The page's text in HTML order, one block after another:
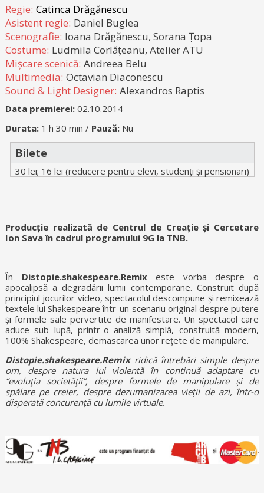
Regie: Catinca Drăgănescu
Asistent regie: Daniel Buglea
Scenografie: Ioana Drăgănescu, Sorana Țopa
Costume: Ludmila Corlățeanu, Atelier ATU
Mișcare scenică: Andreea Belu
Multimedia: Octavian Diaconescu
Sound & Light Designer: Alexandros Raptis
Data premierei: 02.10.2014
Durata: 1 h 30 min / Pauză: Nu
Bilete
30 lei; 16 lei (reducere pentru elevi, studenți și pensionari)
Producție realizată de Centrul de Creație și Cercetare
Ion Sava în cadrul programului 9G la TNB.
În Distopie.shakespeare.Remixeste vorba despre o
apocalipsă a degradării lumii contemporane. Construit după
principiul jocurilor video, spectacolul descompune și remixează
textele lui Shakespeare într-un scenariu original despre putere
și formele sale pervertite de manifestare. Un spectacol care
aduce sub lupă, printr-o analiză simplă, construită modern,
100% Shakespeare, demascarea unor rețete de manipulare.
Distopie.shakespeare.Remixridică întrebări simple despre
om, despre natura lui violentă în continuă adaptare cu
“evoluţia societăţii”, despre formele de manipulare și de
spălare pe creier, despre dezumanizarea vieții de azi, într-o
disperată concurență cu lumile virtuale.